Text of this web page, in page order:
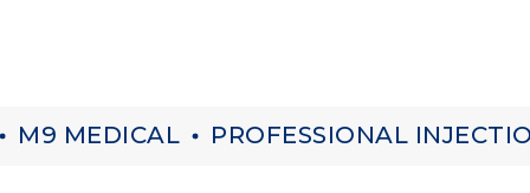
M9 MEDICAL PROFESSIONAL